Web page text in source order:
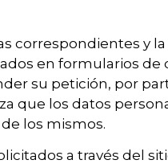
correspondientes y
en formularios
su petición, por
que los datos
los mismos.
a través del